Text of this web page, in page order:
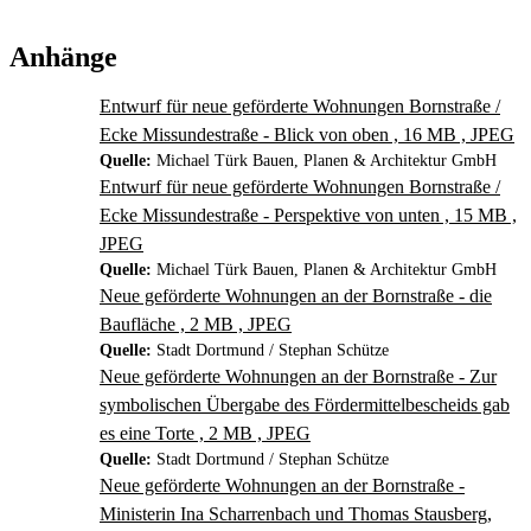
Anhänge
Entwurf für neue geförderte Wohnungen Bornstraße /
Ecke Missundestraße - Blick von oben , 16 MB , JPEG
Quelle: Michael Türk Bauen, Planen & Architektur GmbH
Entwurf für neue geförderte Wohnungen Bornstraße /
Ecke Missundestraße - Perspektive von unten , 15 MB ,
JPEG
Quelle: Michael Türk Bauen, Planen & Architektur GmbH
Neue geförderte Wohnungen an der Bornstraße - die
Baufläche , 2 MB , JPEG
Quelle: Stadt Dortmund / Stephan Schütze
Neue geförderte Wohnungen an der Bornstraße - Zur
symbolischen Übergabe des Fördermittelbescheids gab
es eine Torte , 2 MB , JPEG
Quelle: Stadt Dortmund / Stephan Schütze
Neue geförderte Wohnungen an der Bornstraße -
Ministerin Ina Scharrenbach und Thomas Stausberg,